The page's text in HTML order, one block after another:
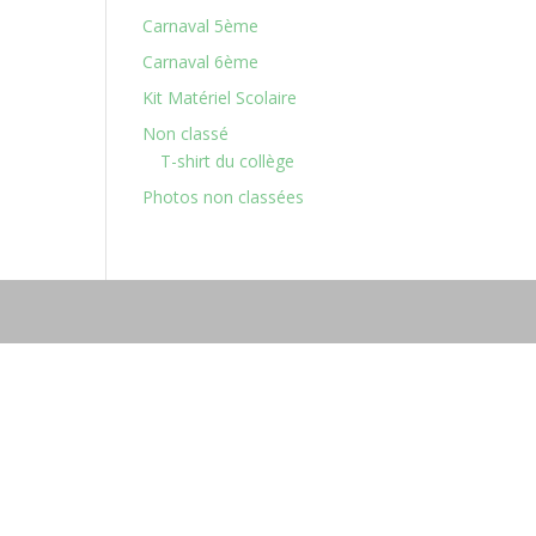
Carnaval 5ème
Carnaval 6ème
Kit Matériel Scolaire
Non classé
T-shirt du collège
Photos non classées